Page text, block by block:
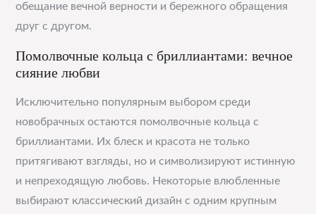
обещание вечной верности и бережного обращения
друг с другом.
Помолвочные кольца с бриллиантами: вечное
сияние любви
Исключительно популярным выбором среди
новобрачных остаются помолвочные кольца с
бриллиантами. Их блеск и красота не только
притягивают взгляды, но и символизируют истинную
и непреходящую любовь. Некоторые влюбленные
выбирают классический дизайн с одним крупным